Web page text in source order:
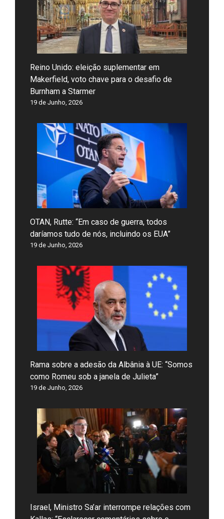
Reino Unido: eleição suplementar em
Makerfield, voto chave para o desafio de
Burnham a Starmer
19 de Junho, 2026
OTAN, Rutte: “Em caso de guerra, todos
daríamos tudo de nós, incluindo os EUA”
19 de Junho, 2026
Rama sobre a adesão da Albânia à UE: “Somos
como Romeu sob a janela de Julieta”
19 de Junho, 2026
Israel, Ministro Sa’ar interrompe relações com